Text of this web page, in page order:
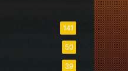
141
50
39